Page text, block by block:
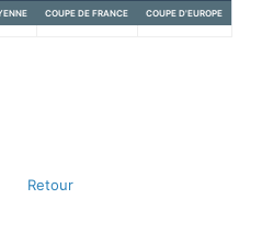
COUPE DE FRANCE COUPE D'EUROPE
Retour